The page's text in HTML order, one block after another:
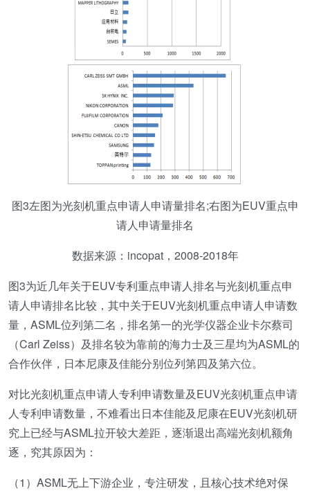
图3左图为光刻机重点申请人申请量排名;右图为EUV重点申
请人申请量排名
数据来源：incopat，2008-2018年
图3为近几年关于EUV专利重点申请人排名与光刻机重点申
请人申请排名比较，其中关于EUV光刻机重点申请人申请数
量，ASML位列第二名，排名第一的光学仪器企业卡尔蔡司
（Carl Zeiss）及排名较为靠前的海力士及三星均为ASML的
合作伙伴，日本尼康及佳能分别位列第四及第六位。
对比光刻机重点申请人专利申请数量及EUV光刻机重点申请
人专利申请数量，不难看出日本佳能及尼康在EUV光刻机研
究上已经与ASML拉开较大差距，逐渐退出高端光刻机额角
逐，究其原因为：
（1）ASML无上下游企业，专注研发，且核心技术绝对保